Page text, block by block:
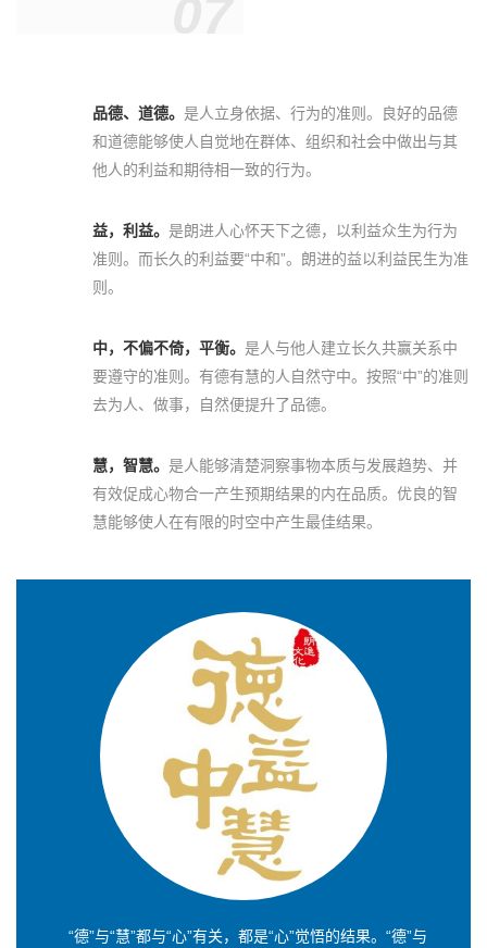
品德、道德。 是人立身依据、行为的准则。良好的品德
和道德能够使人自觉地在群体、组织和社会中做出与其
他人的利益和期待相一致的行为。
益，利益。 是朗进人心怀天下之德，以利益众生为行为
准则。而长久的利益要“中和”。朗进的益以利益民生为准
则。
中，不偏不倚，平衡。 是人与他人建立长久共赢关系中
要遵守的准则。有德有慧的人自然守中。按照“中”的准则
去为人、做事，自然便提升了品德。
慧，智慧。 是人能够清楚洞察事物本质与发展趋势、并
有效促成心物合一产生预期结果的内在品质。优良的智
慧能够使人在有限的时空中产生最佳结果。
“德”与“慧”都与“心”有关，都是“心”觉悟的结果。“德”与